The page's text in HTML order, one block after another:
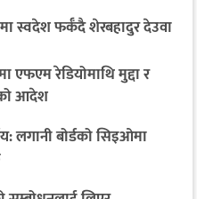
स्वदेश फर्कँदै शेरबहादुर देउवा
एफएम रेडियोमाथि मुद्दा र
आदेश
लगानी बोर्डको सिइओमा